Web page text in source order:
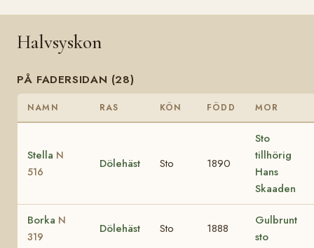
Halvsyskon
PÅ FADERSIDAN (28)
NAMN RAS KÖN FÖDD MOR
Stella N
516
Dölehäst Sto 1890
Sto
tillhörig
Hans
Skaaden
Borka N
319
Dölehäst Sto 1888
Gulbrunt
sto